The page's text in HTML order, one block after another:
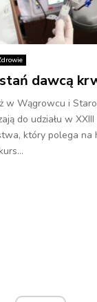
dawcą
w Wągrowcu i
do udziału w
który polega na